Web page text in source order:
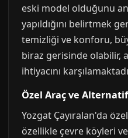
eski model olduğunu
yapıldığını belirtmek
temizliği ve konforu,
biraz gerisinde olabilir,
ihtiyacını
Özel Araç ve
Yozgat Çayıralan'da
özellikle çevre köyleri